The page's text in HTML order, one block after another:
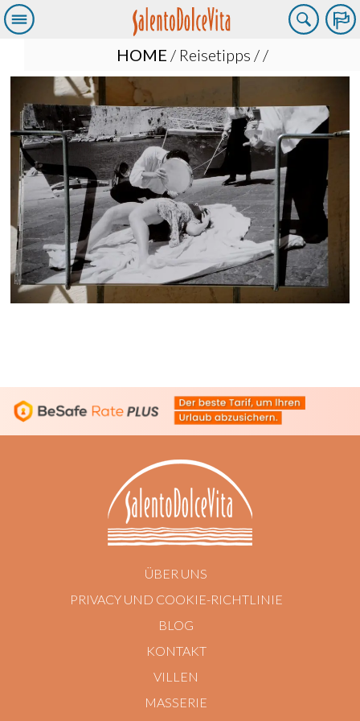
HOME / Reisetipps / /
ÜBER UNS
PRIVACY UND COOKIE-RICHTLINIE
BLOG
KONTAKT
VILLEN
MASSERIE